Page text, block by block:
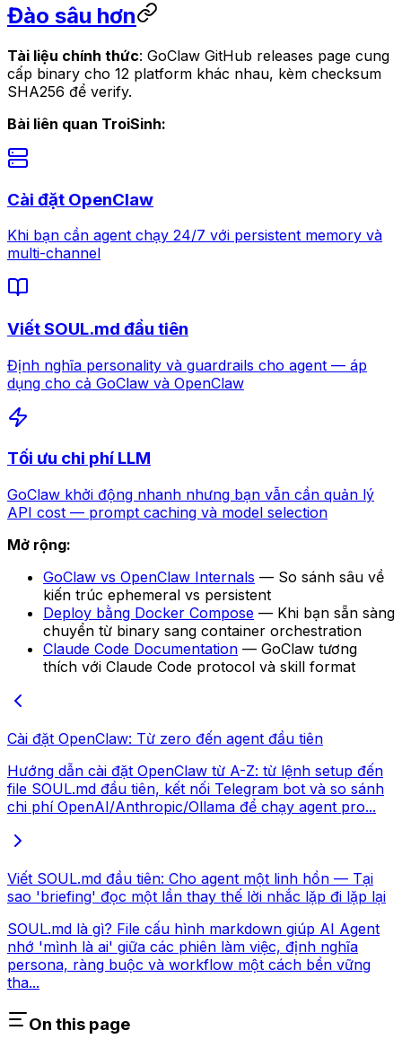
Đào sâu hơn
Tài liệu chính thức: GoClaw GitHub releases page cung
cấp binary cho 12 platform khác nhau, kèm checksum
SHA256 để verify.
Bài liên quan TroiSinh:
Cài đặt OpenClaw
Khi bạn cần agent chạy 24/7 với persistent memory và
multi-channel
Viết SOUL.md đầu tiên
Định nghĩa personality và guardrails cho agent — áp
dụng cho cả GoClaw và OpenClaw
Tối ưu chi phí LLM
GoClaw khởi động nhanh nhưng bạn vẫn cần quản lý
API cost — prompt caching và model selection
Mở rộng:
GoClaw vs OpenClaw Internals — So sánh sâu về
kiến trúc ephemeral vs persistent
Deploy bằng Docker Compose — Khi bạn sẵn sàng
chuyển từ binary sang container orchestration
Claude Code Documentation — GoClaw tương
thích với Claude Code protocol và skill format
Cài đặt OpenClaw: Từ zero đến agent đầu tiên
Hướng dẫn cài đặt OpenClaw từ A-Z: từ lệnh setup đến
file SOUL.md đầu tiên, kết nối Telegram bot và so sánh
chi phí OpenAI/Anthropic/Ollama để chạy agent pro...
Viết SOUL.md đầu tiên: Cho agent một linh hồn — Tại
sao 'briefing' đọc một lần thay thế lời nhắc lặp đi lặp lại
SOUL.md là gì? File cấu hình markdown giúp AI Agent
nhớ 'mình là ai' giữa các phiên làm việc, định nghĩa
persona, ràng buộc và workflow một cách bền vững
tha...
On this page